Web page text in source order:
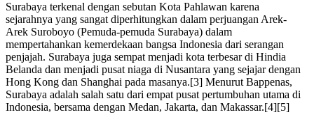
Surabaya terkenal dengan sebutan Kota Pahlawan karena
sejarahnya yang sangat diperhitungkan dalam perjuangan Arek-
Arek Suroboyo (Pemuda-pemuda Surabaya) dalam
mempertahankan kemerdekaan bangsa Indonesia dari serangan
penjajah. Surabaya juga sempat menjadi kota terbesar di Hindia
Belanda dan menjadi pusat niaga di Nusantara yang sejajar dengan
Hong Kong dan Shanghai pada masanya.[3] Menurut Bappenas,
Surabaya adalah salah satu dari empat pusat pertumbuhan utama di
Indonesia, bersama dengan Medan, Jakarta, dan Makassar.[4][5]